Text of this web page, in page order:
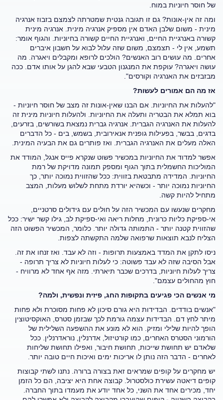
של חוסר חיוניות במוח.
ומה זה אין-אונות? גם זו תגובה גנטית שמטרתה לצמצם בזבוז אנרגיה
מינית - משום שלבן האדם אין מספיק אנרגיה מינית. אנרגיה מינית
קשורה באנרגיית החיים, ואנרגיית החיים קשורה בחיוניות. והגוף אומר:
תשמע, אין לי - תצמצם, משום שזה עלול לבוא על חשבון איברים
אחרים. מה עושים רוב האנשים? הולכים לרופא ומקבלים ויאגרה. מה
עושה ויאגרה? עוקפת את המנגנון הטבעי שבא להגן על אותו אדם. ככה
מבזבזים את האנרגיה וקורסים".
אז מה הם אמורים לעשות?
"להעלות את החיוניות. אם הבנו שאין-אונות זה מצב של חוסר חיוניות -
בוא תמלא את הבטריה ותעלה את החיוניות. ולהעלות חיוניות מינית זה
להעלות את האנרגיה הגברית. אנרגיה גברית נמצאת בשורשים, בזרעים,
בדגים, בבשר, בפעילות גופנית אנאירובית, בשמש, בים - כל הדברים
האלה מעלים את האנרגיה הגברית. ואז פותרים גם את הבעיה המינית.
אפשר למדוד את החיוניות במכשיר פשוט שנקרא פייס אנגל, המודד את
המוליכות החשמלית בתוך הגוף ומספק תמונה מדויקת של רמת
החיוניות. המדידה מתבטאת בזווית: ככל שהזווית נמוכה יותר, כך
החיוניות נמוכה יותר - וכשהיא יורדת מתחת לשלוש מעלות, המצב
מתחיל להיות קשה.
מחקרים שנעשו עם המכשיר הזה על חולים עם גידולים סרטניים,
אי-ספיקת כליות כרונית, מחלות ריאה ואי-ספיקת לב, גילו קשר ישיר: ככל
שהזווית קטנה יותר - התמותה גדולה יותר. כלומר, המכשיר הפשוט הזה
הצליח לנבא תוצאות שרפואה שלמה התקשתה לצפות.
ניסו לתקן את המדד באמצעות תרופות - וזה לא עבד. ואז זנחו את זה.
אבל הסיבה שזה לא עבד פשוטה: כי לעלות חיוניות לא צריך תרופה -
צריך לעלות חיוניות, בדרכים שכבר תיארתי. מזה אף אחד לא מרוויח -
חוץ מהחולים עצמם".
מי אנשים הכי פגיעים בתקופות החג, פיזית ונפשית, ולמה?
"אנשים בודדים. הבדידות היא גורם סיכון לא פחות מסוכרת ולא פחות
מיתר לחץ דם. הבדידות עצמה גורמת לכך שבזמן סטרס, האוקסיטוצין
הופך להיות שלילי ומזיק. הוא לא מונע את ההשפעה השלילית של
הורמוני הסטרס האחרים, כמו קורטיזול, אדרנלין, נוראדרנלין. ככל
שלאדם יש תחושת שייכות, תחושת חיבור, ואפילו תחושת שליחות
לאחרים - הדבר הזה נותן לו אריכות ימים ואיכות חיים טובה יותר.
יש מחקרים על קופים שמראים זאת בצורה ברורה. נתנו לשתי קבוצות
קופים דיאטה עשירת כולסטרול. קבוצה אחת היא יציבה, הם כל הזמן
יחד, מכירים אחד את השני, כל אחד יודע את מעמדו בתוך החברה.